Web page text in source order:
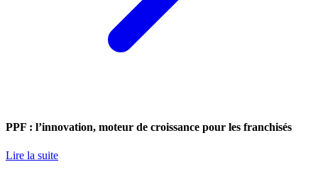
PPF : l’innovation, moteur de croissance pour les franchisés
Lire la suite